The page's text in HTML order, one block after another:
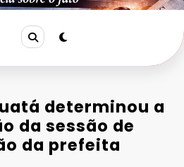
determinou a
da sessão de
da prefeita